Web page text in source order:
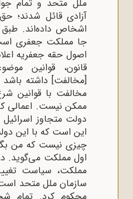
ملل متحد و تمام
آزادی قائل شدند؛
اشخاص داده‌اند.
جا مملکت جعفری
اصول حقه جعفریه
قانون، قوانین
[مخالفت] داشته باشد
مخالفت با قوانین
ممکن نیست. اعمالی
دولت متجاوز
این است که با این
چیزی نیست که من
اول مملکت می‌گوید.
مملکت، سیاست
سازمان ملل متحد